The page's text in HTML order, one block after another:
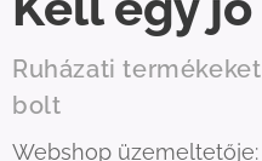
Ruházati
bolt
Webshop üzemeltetője: